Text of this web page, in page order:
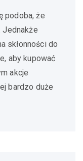
podoba, że
Jednakże
skłonności do
aby kupować
akcje
bardzo duże